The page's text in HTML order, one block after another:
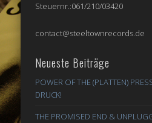
Steuernr.:061/210/03420
contact@steeltownrecords.de
Neueste Beiträge
POWER OF THE (PLATTEN)
DRUCK!
THE PROMISED END &